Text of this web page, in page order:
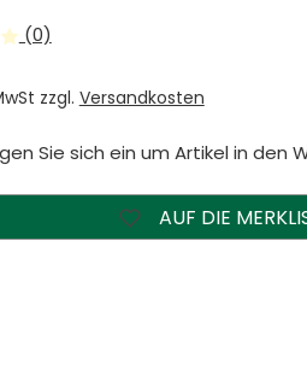
(0)
zzgl. Versandkosten
Sie sich ein um Artikel in den
AUF DIE